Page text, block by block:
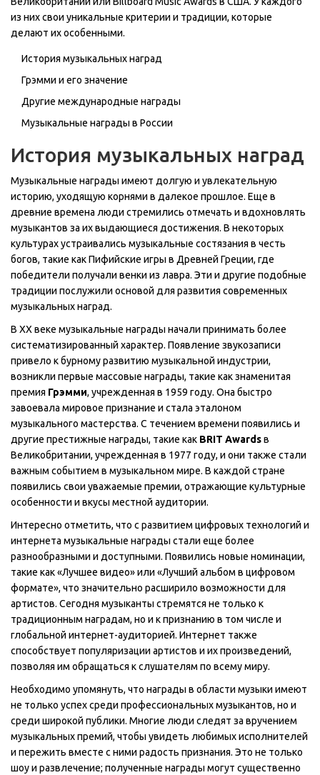
из них свои уникальные критерии и традиции, которые
делают их особенными.
История музыкальных наград
Грэмми и его значение
Другие международные награды
Музыкальные награды в России
История музыкальных наград
Музыкальные награды имеют долгую и увлекательную
историю, уходящую корнями в далекое прошлое. Еще в
древние времена люди стремились отмечать и вдохновлять
музыкантов за их выдающиеся достижения. В некоторых
культурах устраивались музыкальные состязания в честь
богов, такие как Пифийские игры в Древней Греции, где
победители получали венки из лавра. Эти и другие подобные
традиции послужили основой для развития современных
музыкальных наград.
В XX веке музыкальные награды начали принимать более
систематизированный характер. Появление звукозаписи
привело к бурному развитию музыкальной индустрии,
возникли первые массовые награды, такие как знаменитая
премия Грэмми, учрежденная в 1959 году. Она быстро
завоевала мировое признание и стала эталоном
музыкального мастерства. С течением времени появились и
другие престижные награды, такие как BRIT Awardsв
Великобритании, учрежденная в 1977 году, и они также стали
важным событием в музыкальном мире. В каждой стране
появились свои уважаемые премии, отражающие культурные
особенности и вкусы местной аудитории.
Интересно отметить, что с развитием цифровых технологий и
интернета музыкальные награды стали еще более
разнообразными и доступными. Появились новые номинации,
такие как «Лучшее видео» или «Лучший альбом в цифровом
формате», что значительно расширило возможности для
артистов. Сегодня музыканты стремятся не только к
традиционным наградам, но и к признанию в том числе и
глобальной интернет-аудиторией. Интернет также
способствует популяризации артистов и их произведений,
позволяя им обращаться к слушателям по всему миру.
Необходимо упомянуть, что награды в области музыки имеют
не только успех среди профессиональных музыкантов, но и
среди широкой публики. Многие люди следят за вручением
музыкальных премий, чтобы увидеть любимых исполнителей
и пережить вместе с ними радость признания. Это не только
шоу и развлечение; полученные награды могут существенно